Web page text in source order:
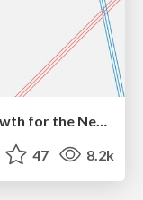
47 8.2k